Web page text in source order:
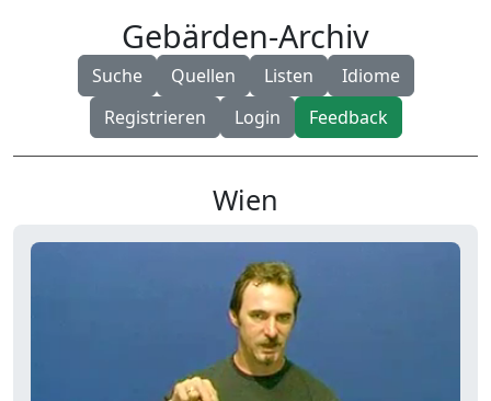
Gebärden-Archiv
Suche Quellen Listen
Idiome
Registrieren
Login Feedback
Wien